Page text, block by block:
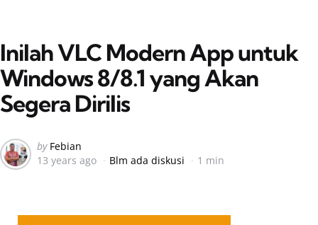
Inilah VLC Modern App untuk
Windows 8/8.1 yang Akan
Segera Dirilis
Posted
by
by Febian
13 years ago
Blm ada diskusi 1 min